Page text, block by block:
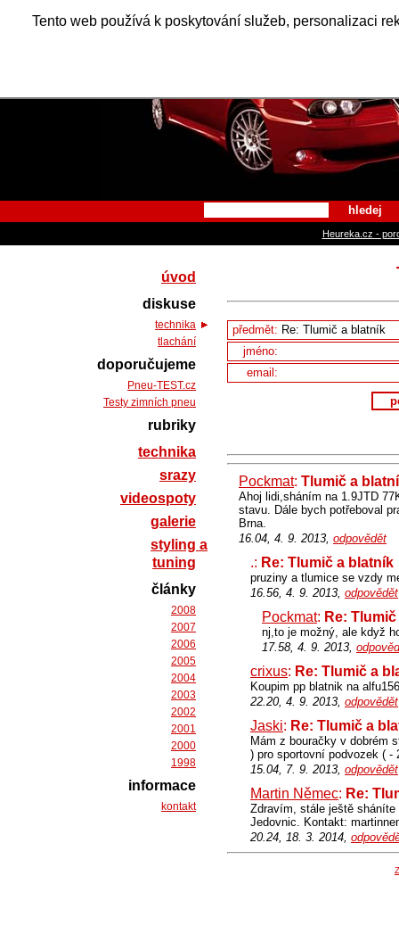
Tento web používá k poskytování služeb, personalizaci
Alfa
hledej
Heureka.cz -
předmět:
jméno:
email:
Pockmat: Tlumič a
Ahoj lidi,sháním na 1.9JTD
stavu. Dále bych potřeboval
Brna.
16.04, 4. 9. 2013, odpovědět
.: Re: Tlumič a blatník
pruziny a tlumice se vzdy
16.56, 4. 9. 2013, odpovědět
Pockmat: Re:
nj,to je možný, ale když
17.58, 4. 9. 2013,
crixus: Re: Tlumič a
Koupim pp blatnik na
22.20, 4. 9. 2013, odpovědět
Jaski: Re: Tlumič a
Mám z bouračky v dobrém
) pro sportovní podvozek ( -
15.04, 7. 9. 2013, odpovědět
Martin Němec: Re:
Zdravím, stále ještě
Jedovnic. Kontakt:
20.24, 18. 3. 2014,
úvod
diskuse
technika
tlachání
doporučujeme
Pneu-TEST.cz
Testy zimních pneu
rubriky
technika
srazy
videospoty
galerie
styling a
tuning
články
2008
2007
2006
2005
2004
2003
2002
2001
2000
1998
informace
kontakt